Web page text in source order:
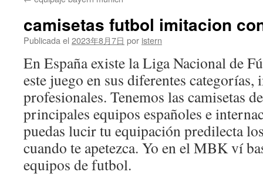
camisetas futbol imitacion
Publicada el 2023年8月7日 por istern
En España existe la Liga Nacional de
este juego en sus diferentes
profesionales. Tenemos las camisetas
principales equipos españoles e
puedas lucir tu equipación predilecta
cuando te apetezca. Yo en el MBK ví
equipos de futbol.